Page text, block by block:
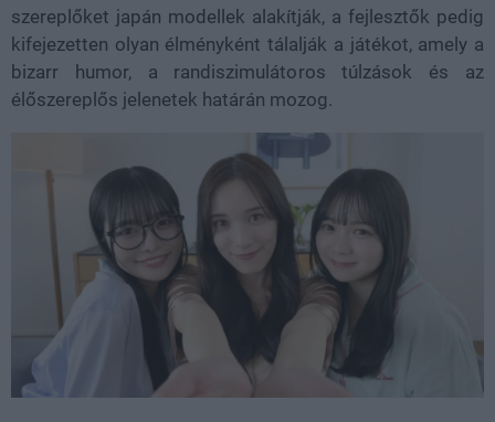
szereplőket japán modellek alakítják, a fejlesztők pedig
kifejezetten olyan élményként tálalják a játékot, amely a
bizarr humor, a randiszimulátoros túlzások és az
élőszereplős jelenetek határán mozog.